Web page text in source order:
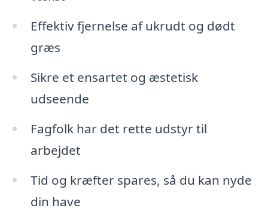
Effektiv fjernelse af ukrudt og dødt
græs
Sikre et ensartet og æstetisk
udseende
Fagfolk har det rette udstyr til
arbejdet
Tid og kræfter spares, så du kan nyde
din have